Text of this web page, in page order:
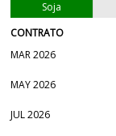
Soja
CONTRATO
MAR 2026
MAY 2026
JUL 2026